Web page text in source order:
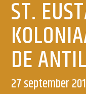
ST.
DE
27 september